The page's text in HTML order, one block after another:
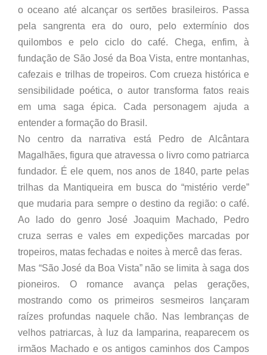
o oceano até alcançar os sertões brasileiros. Passa
pela sangrenta era do ouro, pelo extermínio dos
quilombos e pelo ciclo do café. Chega, enfim, à
fundação de São José da Boa Vista, entre montanhas,
cafezais e trilhas de tropeiros. Com crueza histórica e
sensibilidade poética, o autor transforma fatos reais
em uma saga épica. Cada personagem ajuda a
entender a formação do Brasil.
No centro da narrativa está Pedro de Alcântara
Magalhães, figura que atravessa o livro como patriarca
fundador. É ele quem, nos anos de 1840, parte pelas
trilhas da Mantiqueira em busca do “mistério verde”
que mudaria para sempre o destino da região: o café.
Ao lado do genro José Joaquim Machado, Pedro
cruza serras e vales em expedições marcadas por
tropeiros, matas fechadas e noites à mercê das feras.
Mas “São José da Boa Vista” não se limita à saga dos
pioneiros. O romance avança pelas gerações,
mostrando como os primeiros sesmeiros lançaram
raízes profundas naquele chão. Nas lembranças de
velhos patriarcas, à luz da lamparina, reaparecem os
irmãos Machado e os antigos caminhos dos Campos